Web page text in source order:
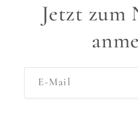
Jetzt zum
E-Mail